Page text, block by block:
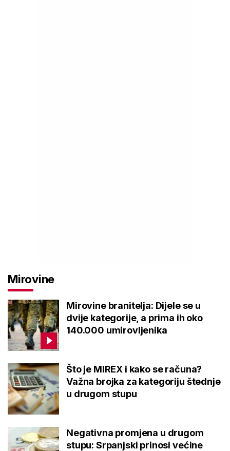
Mirovine
Mirovine branitelja: Dijele se u
dvije kategorije, a prima ih oko
140.000 umirovljenika
Što je MIREX i kako se računa?
Važna brojka za kategoriju štednje
u drugom stupu
Negativna promjena u drugom
stupu: Srpanjski prinosi većine